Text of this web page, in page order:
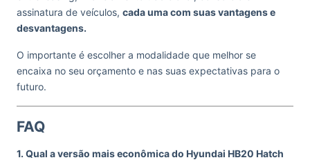
assinatura de veículos, cada uma com suas vantagens e
desvantagens.
O importante é escolher a modalidade que melhor se
encaixa no seu orçamento e nas suas expectativas para o
futuro.
FAQ
1. Qual a versão mais econômica do Hyundai HB20 Hatch